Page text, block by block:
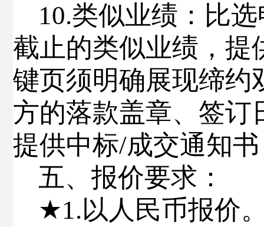
10.类似业绩 ： 比
截止的类似业绩，提
键页须明确展现缔约
方的落款盖章、签订
提供中标/成交通知
五、报价要求 ：
★1.以人民币报价